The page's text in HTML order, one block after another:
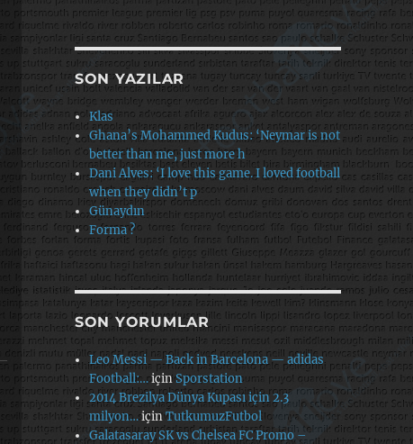
SON YAZILAR
Klas
Ghana’s Mohammed Kudus: ‘Neymar is not
better than me, just more h
Dani Alves: ‘I love this game. I loved football
when they didn’t p
Günaydın
Forma ?
SON YORUMLAR
Leo Messi — Back in Barcelona — adidas
Football:…içinSporstation
2014 Brezilya Dünya Kupası için 2.3
milyon…içinTutkumuzFutbol
Galatasaray SK vs Chelsea FC Promo –